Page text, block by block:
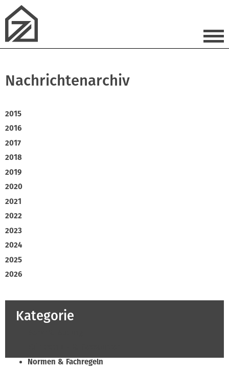
Nachrichtenarchiv
2015
2016
2017
2018
2019
2020
2021
2022
2023
2024
2025
2026
Kategorie
Normen & Fachregeln